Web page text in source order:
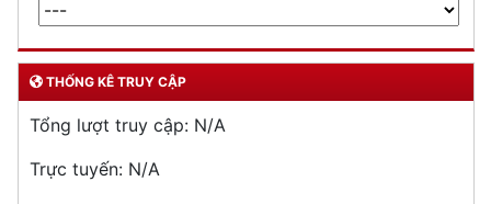
THỐNG KÊ TRUY CẬP
Tổng lượt truy cập: N/A
Trực tuyến: N/A